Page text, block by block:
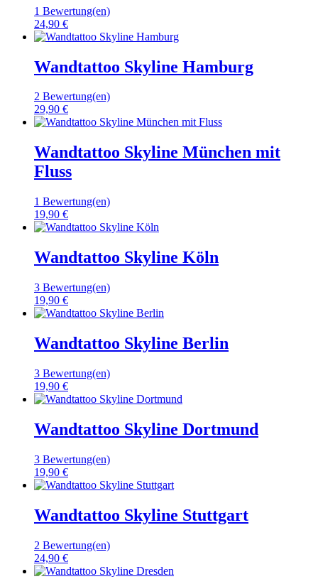
1 Bewertung(en)
24,90 €
Wandtattoo Skyline Hamburg
2 Bewertung(en)
29,90 €
Wandtattoo Skyline München mit
Fluss
1 Bewertung(en)
19,90 €
Wandtattoo Skyline Köln
3 Bewertung(en)
19,90 €
Wandtattoo Skyline Berlin
3 Bewertung(en)
19,90 €
Wandtattoo Skyline Dortmund
3 Bewertung(en)
19,90 €
Wandtattoo Skyline Stuttgart
2 Bewertung(en)
24,90 €